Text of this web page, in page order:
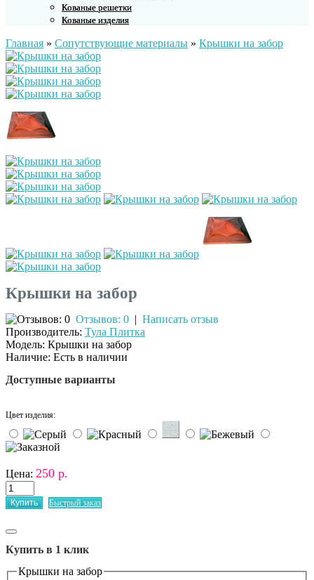
Кованые решетки
Кованые изделия
Главная » Сопутствующие материалы » Крышки на забор
Крышки на забор
Отзывов: 0 | Написать отзыв
Производитель: Тула Плитка
Модель: Крышки на забор
Наличие: Есть в наличии
Доступные варианты
Цвет изделия:
Цена: 250 р.
Быстрый заказ
Купить в 1 клик
Крышки на забор